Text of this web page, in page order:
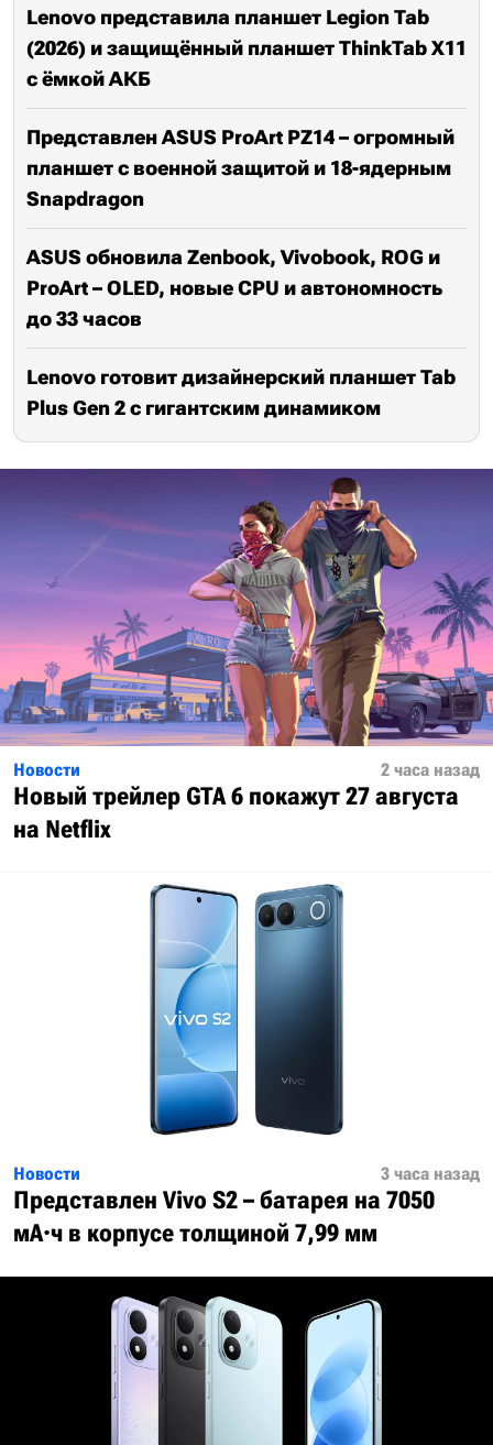
Lenovo представила планшет Legion Tab
(2026) и защищённый планшет ThinkTab X11
с ёмкой АКБ
Представлен ASUS ProArt PZ14 – огромный
планшет с военной защитой и 18-ядерным
Snapdragon
ASUS обновила Zenbook, Vivobook, ROG и
ProArt – OLED, новые CPU и автономность
до 33 часов
Lenovo готовит дизайнерский планшет Tab
Plus Gen 2 с гигантским динамиком
Новости 2 часа назад
Новый трейлер GTA 6 покажут 27 августа
на Netflix
Новости 3 часа назад
Представлен Vivo S2 – батарея на 7050
мА·ч в корпусе толщиной 7,99 мм